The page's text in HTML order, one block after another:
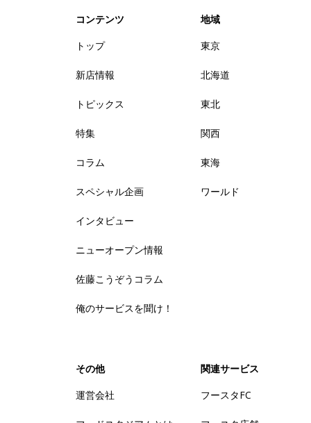
コンテンツ
トップ
新店情報
トピックス
特集
コラム
スペシャル企画
インタビュー
ニューオープン情報
佐藤こうぞうコラム
俺のサービスを聞け！
地域
東京
北海道
東北
関西
東海
ワールド
その他
運営会社
関連サービス
フースタFC